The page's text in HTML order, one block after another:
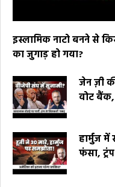
इस्लामिक नाटो बनने से
का जुगाड़ हो गया?
जेन ज़ी
वोट
हार्मुज
फंसा,